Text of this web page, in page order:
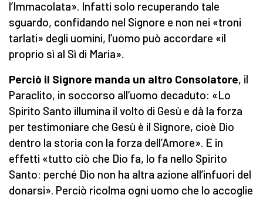
l’Immacolata». Infatti solo recuperando tale
sguardo, confidando nel Signore e non nei «troni
tarlati» degli uomini, l’uomo può accordare «il
proprio sì al Sì di Maria».
Perciò il Signore manda un altro Consolatore, il
Paraclito, in soccorso all’uomo decaduto: «Lo
Spirito Santo illumina il volto di Gesù e dà la forza
per testimoniare che Gesù è il Signore, cioè Dio
dentro la storia con la forza dell’Amore». E in
effetti «tutto ciò che Dio fa, lo fa nello Spirito
Santo: perché Dio non ha altra azione all’infuori del
donarsi». Perciò ricolma ogni uomo che lo accoglie